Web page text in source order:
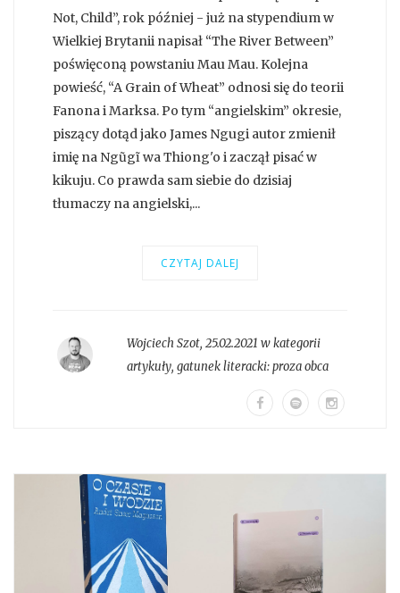
Not, Child”, rok później - już na stypendium w
Wielkiej Brytanii napisał “The River Between”
poświęconą powstaniu Mau Mau. Kolejna
powieść, “A Grain of Wheat” odnosi się do teorii
Fanona i Marksa. Po tym “angielskim” okresie,
piszący dotąd jako James Ngugi autor zmienił
imię na Ngũgĩ wa Thiong'o i zaczął pisać w
kikuju. Co prawda sam siebie do dzisiaj
tłumaczy na angielski,...
CZYTAJ DALEJ
Wojciech Szot, 25.02.2021 w kategorii
artykuły, gatunek literacki:proza obca